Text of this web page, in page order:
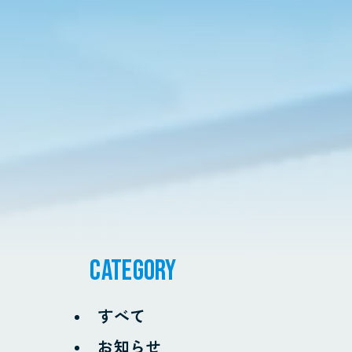
CATEGORY
すべて
お知らせ